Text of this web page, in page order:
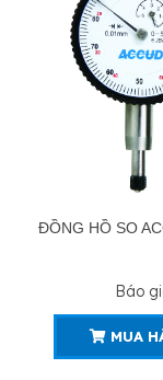
ĐỒNG HỒ SO
Báo
MUA